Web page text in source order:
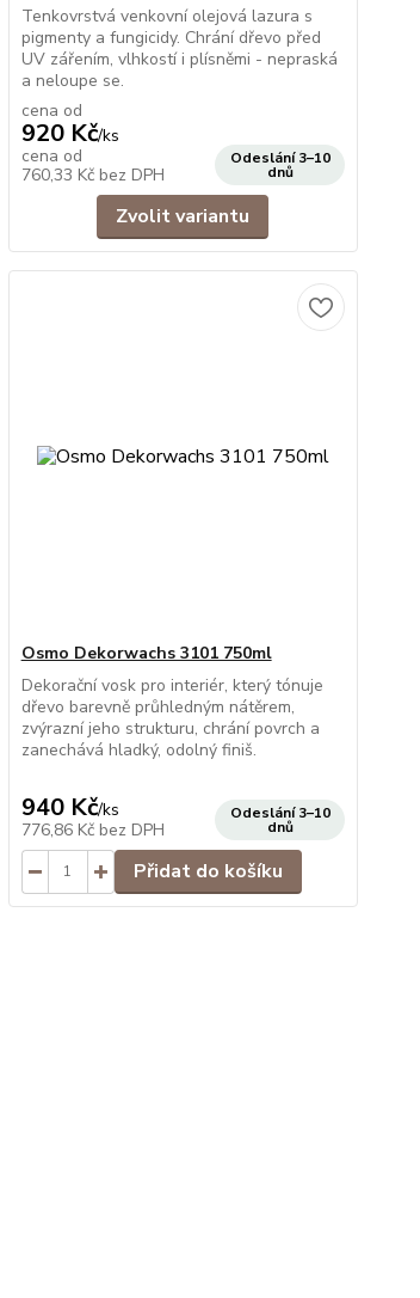
Tenkovrstvá venkovní olejová lazura s
pigmenty a fungicidy. Chrání dřevo před
UV zářením, vlhkostí i plísněmi - nepraská
a neloupe se.
cena od
920 Kč/ks
cena od
760,33 Kč bez DPH
Odeslání 3–10
dnů
Zvolit variantu
Osmo Dekorwachs 3101 750ml
Dekorační vosk pro interiér, který tónuje
dřevo barevně průhledným nátěrem,
zvýrazní jeho strukturu, chrání povrch a
zanechává hladký, odolný finiš.
940 Kč/ks
776,86 Kč bez DPH
Odeslání 3–10
dnů
Přidat do košíku